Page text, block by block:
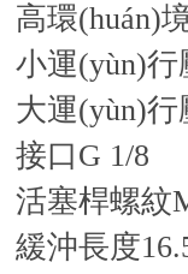
高環(huán)
小運(yùn)行
大運(yùn)行
接口G 1/8
活塞桿螺紋
緩沖長度